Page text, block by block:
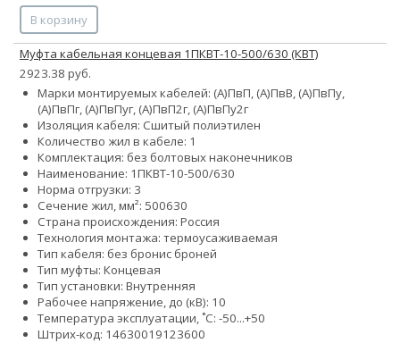
В корзину
Муфта кабельная концевая 1ПКВТ-10-500/630 (КВТ)
2923.38 руб.
Марки монтируемых кабелей: (А)ПвП, (А)ПвВ, (А)ПвПу,
(А)ПвПг, (А)ПвПуг, (А)ПвП2г, (А)ПвПу2г
Изоляция кабеля: Сшитый полиэтилен
Количество жил в кабеле: 1
Комплектация: без болтовых наконечников
Наименование: 1ПКВТ-10-500/630
Норма отгрузки: 3
Сечение жил, мм²: 500630
Страна происхождения: Россия
Технология монтажа: термоусаживаемая
Тип кабеля: без бронис броней
Тип муфты: Концевая
Тип установки: Внутренняя
Рабочее напряжение, до (кВ): 10
Температура эксплуатации, ˚С: -50...+50
Штрих-код: 14630019123600